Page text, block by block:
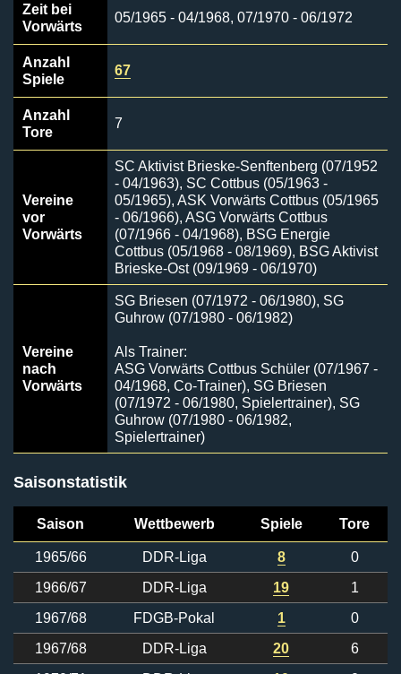
Zeit bei
Vorwärts
05/1965 - 04/1968, 07/1970 - 06/1972
Anzahl
Spiele
67
Anzahl
Tore
7
Vereine
vor
Vorwärts
SC Aktivist Brieske-Senftenberg (07/1952
- 04/1963), SC Cottbus (05/1963 -
05/1965), ASK Vorwärts Cottbus (05/1965
- 06/1966), ASG Vorwärts Cottbus
(07/1966 - 04/1968), BSG Energie
Cottbus (05/1968 - 08/1969), BSG Aktivist
Brieske-Ost (09/1969 - 06/1970)
Vereine
nach
Vorwärts
SG Briesen (07/1972 - 06/1980), SG
Guhrow (07/1980 - 06/1982)
Als Trainer:
ASG Vorwärts Cottbus Schüler (07/1967 -
04/1968, Co-Trainer), SG Briesen
(07/1972 - 06/1980, Spielertrainer), SG
Guhrow (07/1980 - 06/1982,
Spielertrainer)
Saisonstatistik
Saison Wettbewerb Spiele Tore
1965/66 DDR-Liga 8
0
1966/67
DDR-Liga 19
1
1967/68
FDGB-Pokal 1
0
1967/68
DDR-Liga 20
6